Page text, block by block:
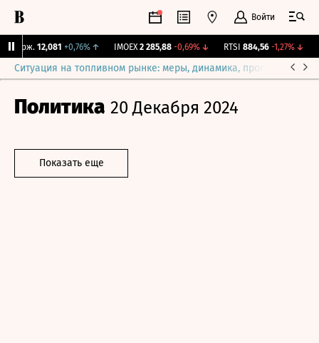
Войти
Бирж. 12,081 +0,76%↑ IMOEX 2 285,88 -0,69%↓ RTSI 884,56 -1,27%↓
Ситуация на топливном рынке: меры, динамика, прогнозы
Политика 20 Декабря 2024
Показать еще